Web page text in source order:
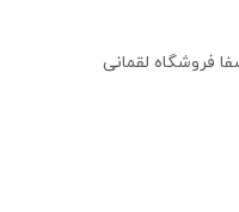
فروشگاه لقمانی